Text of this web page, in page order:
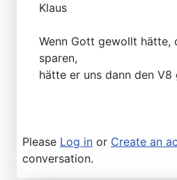
Klaus
Wenn Gott gewollt hätte,
sparen,
hätte er uns dann den V8
Please Log in or Create an
conversation.